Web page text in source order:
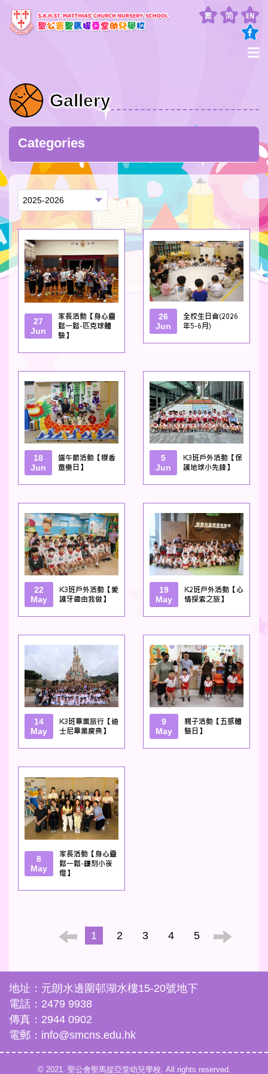
Gallery
Categories
27
Jun
家長活動【身心靈
鬆一鬆-匹克球體
驗】
26
Jun
全校生日會(2026
年5-6月)
18
Jun
端午節活動【糉香
童樂日】
5
Jun
K3班戶外活動【保
護地球小先鋒】
22
May
K3班戶外活動【愛
護牙齒由我做】
19
May
K2班戶外活動【心
情探索之旅】
14
May
K3班畢業旅行【迪
士尼畢業慶典】
9
May
親子活動【五感體
驗日】
8
May
家長活動【身心靈
鬆一鬆-鏤刻小夜
燈】
1 2 3 4 5
地址：元朗水邊圍邨湖水樓15-20號地下
電話：2479 9938
傳真：2944 0902
電郵：info@smcns.edu.hk
© 2021. 聖公會聖馬提亞堂幼兒學校. All rights reserved.